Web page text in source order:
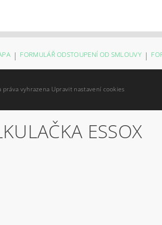
| FORMULÁŘ ODSTOUPENÍ OD SMLOUVY |
práva vyhrazena Upravit nastavení cookies
ESSOX